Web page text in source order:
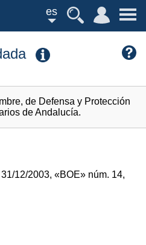
es
de Defensa y Protección
de Andalucía.
31/12/2003,«BOE» núm. 14,